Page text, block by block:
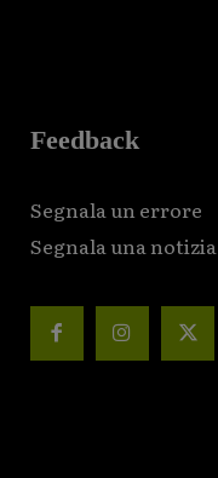
Feedback
Segnala un errore
Segnala una notizia